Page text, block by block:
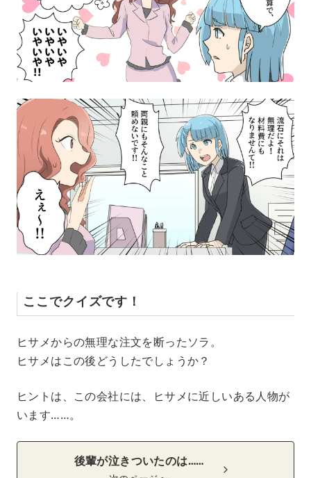
ここでクイズです！
ヒサメからの無理な注文を断ったソラ。
ヒサメはこの後どうしたでしょうか？
ヒントは、この会社には、ヒサメに近しいある人物が
います……。
後輩が泣きついたのは……